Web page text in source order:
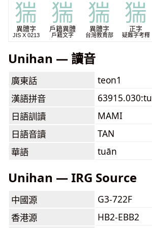
猯
異體字
JIS X 0213
猯
戶籍異體
戶籍文字
猯
異體字
台灣教育部
猯
正字
疑難字考釋
Unihan — 讀音
廣東話
teon1
漢語拼音
日語訓讀
MAMI
日語音讀
TAN
華語
tuān
Unihan — IRG Source
中國源
G3-722F
香港源
HB2-EBB2